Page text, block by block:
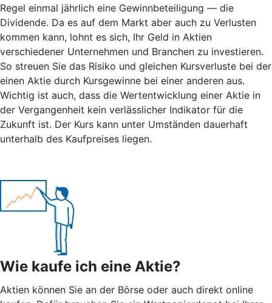
Regel einmal jährlich eine Gewinnbeteiligung — die
Dividende. Da es auf dem Markt aber auch zu Verlusten
kommen kann, lohnt es sich, Ihr Geld in Aktien
verschiedener Unternehmen und Branchen zu investieren.
So streuen Sie das Risiko und gleichen Kursverluste bei der
einen Aktie durch Kursgewinne bei einer anderen aus.
Wichtig ist auch, dass die Wertentwicklung einer Aktie in
der Vergangenheit kein verlässlicher Indikator für die
Zukunft ist. Der Kurs kann unter Umständen dauerhaft
unterhalb des Kaufpreises liegen.
Wie kaufe ich eine Aktie?
Aktien können Sie an der Börse oder auch direkt online